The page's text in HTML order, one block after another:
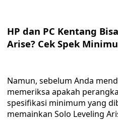
HP dan PC Kentang
Arise? Cek Spek
Namun, sebelum Anda
memeriksa apakah
spesifikasi minimum yang
memainkan Solo Leveling